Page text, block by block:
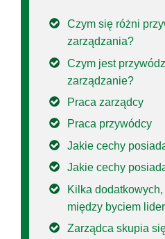
Czym się różni
zarządzania?
Czym jest
zarządzanie?
Praca zarządcy
Praca przywódcy
Jakie cechy
Jakie cechy
Kilka
między byciem
Zarządca skupia